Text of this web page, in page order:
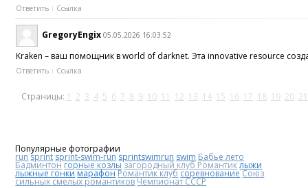
Ответить Ссылка
GregoryEngix 05.05.2026 16:03:52
Kraken – ваш помощник в world of darknet. Эта innovative resource
Ответить Ссылка
Страницы: 1 2 3 4 5 6 7 8 9 10 11 12 13 14 15 16 17 18 19 20 21
Популярные фотографии
run sprint sprint-swim-run sprintswimrun swim Бабье лето
Бадминтонгорные козлы загородный клуб Романтиклыжи
лыжные гонки марафонРомантик клубсоревнованиеСоюз
сильных смелых романтиковЧемпионат СССР